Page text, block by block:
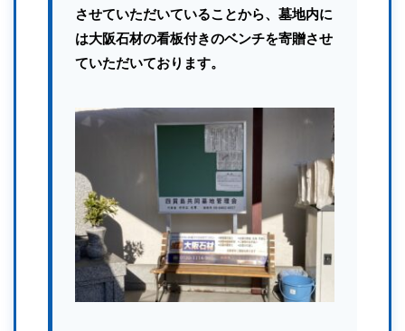
させていただいていることから、墓地内に
は大阪石材の看板付きのベンチを寄贈させ
ていただいております。